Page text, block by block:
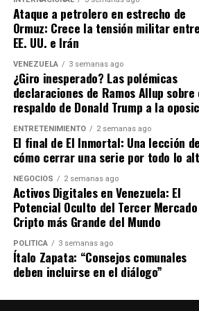
coherente que cierra el círculo de
despedida obligatoria que ya es
televisión.
Jackson, quien no aparece ni es
largometraje, evidenciando una
respecto a cómo se debe contar la
ADVERTISEMENT
Honestidad frente a
distanciamiento
A pesar de las críticas que ha
padre. Aclara que su rechazo no es
Michael, sino hacia la
los ataques de quienes dicen que
respondió: «Prefiero la honestidad
o el beneficio económico.
nada que ver con eso».
La polémica está servida. Mientras
Ataque a petrolero en estrecho de
Ormuz: Crece la tensión militar entre
EE. UU. e Irán
VENEZUELA 3 semanas ago
¿Giro inesperado? Las polémicas
declaraciones de Ramos Allup sobre
respaldo de Donald Trump a la
ENTRETENIMIENTO 2 semanas ago
El final de El Inmortal: Una lección de
cómo cerrar una serie por todo lo
NEGOCIOS 2 semanas ago
Activos Digitales en Venezuela: El
Potencial Oculto del Tercer Mercado
Cripto más Grande del Mundo
POLÍTICA 3 semanas ago
Ítalo Zapata: “Consejos comunales
deben incluirse en el diálogo”